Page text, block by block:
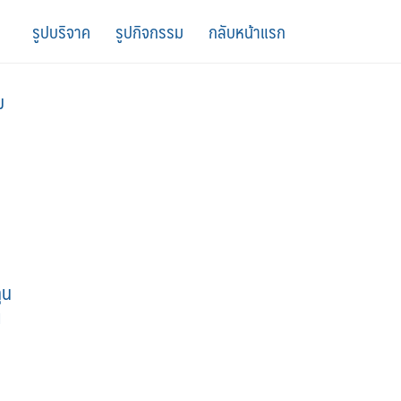
รูปบริจาค รูปกิจกรรม กลับหน้าแรก